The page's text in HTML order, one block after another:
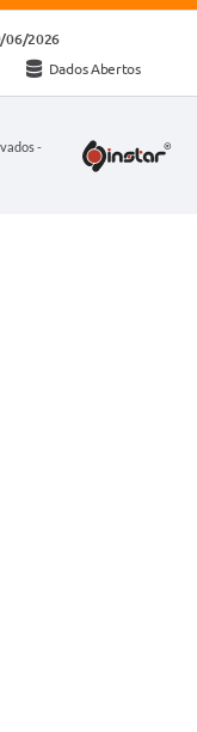
06/2026
Dados Abertos
-